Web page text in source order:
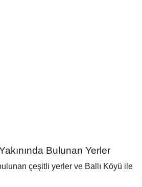
Bulunan Yerler
çeşitli yerler ve Ballı Köyü ile